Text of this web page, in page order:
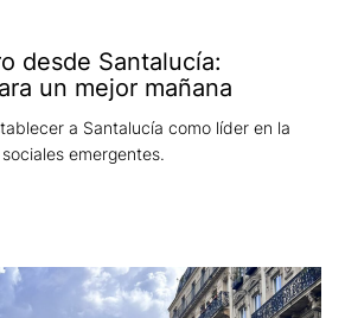
desde Santalucía:
un mejor mañana
a Santalucía como líder en la
emergentes.